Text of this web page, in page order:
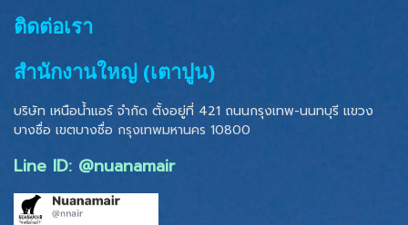
ติดต่อเรา
สำนักงานใหญ่ (เตาปูน)
บริษัท เหนือน้ำแอร์ จำกัด ตั้งอยู่ที่ 421 ถนนกรุงเทพ-นนทบุรี แขวง
บางซื่อ เขตบางซื่อ กรุงเทพมหานคร 10800
Line ID: @nuanamair